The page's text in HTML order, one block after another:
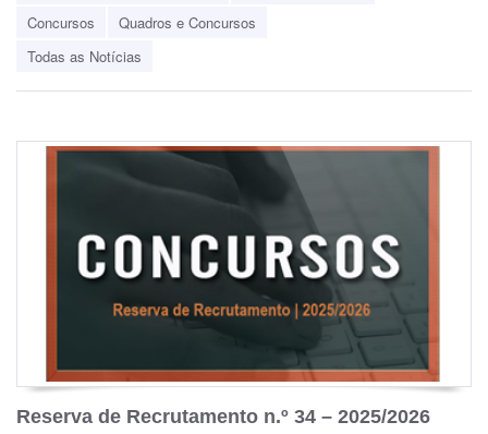
Concursos
Quadros e Concursos
Todas as Notícias
Reserva de Recrutamento n.º 34 – 2025/2026